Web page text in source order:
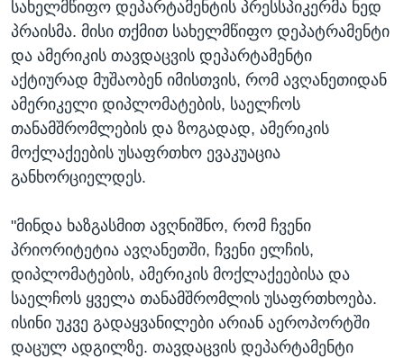
სახელმწიფო დეპარტამენტის პრესსპიკერმა ნედ
პრაისმა. მისი თქმით სახელმწიფო დეპატრამენტი
და ამერიკის თავდაცვის დეპარტამენტი
აქტიურად მუშაობენ იმისთვის, რომ ავღანეთიდან
ამერიკელი დიპლომატების, საელჩოს
თანამშრომლების და ზოგადად, ამერიკის
მოქლაქეების უსაფრთხო ევაკუაცია
განხორციელდეს.
"მინდა ხაზგასმით ავღნიშნო, რომ ჩვენი
პრიორიტეტია ავღანეთში, ჩვენი ელჩის,
დიპლომატების, ამერიკის მოქლაქეებისა და
საელჩოს ყველა თანამშრომლის უსაფრთხოება.
ისინი უკვე გადაყვანილები არიან აეროპორტში
დაცულ ადგილზე. თავდაცვის დეპარტამენტი